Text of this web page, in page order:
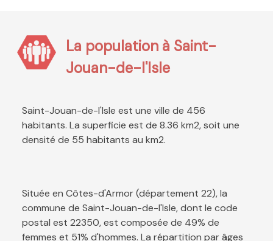
La population à Saint-
Jouan-de-l'Isle
Saint-Jouan-de-l'Isle est une ville de 456
habitants. La superficie est de 8.36 km2, soit une
densité de 55 habitants au km2.
Située en Côtes-d'Armor (département 22), la
commune de Saint-Jouan-de-l'Isle, dont le code
postal est 22350, est composée de 49% de
femmes et 51% d'hommes. La répartition par âges